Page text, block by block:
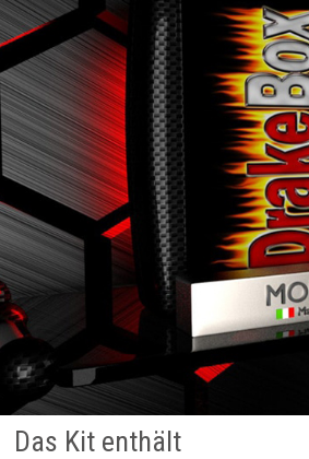
Das Kit enthält